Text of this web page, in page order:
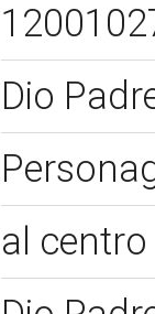
Dio
al centro